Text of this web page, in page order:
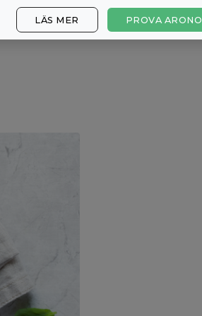
LÄS MER PROVA ARONO